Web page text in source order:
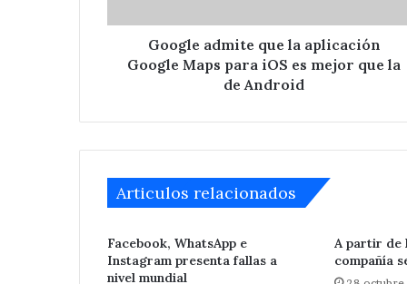
iOS
mejor
Google admite que la aplicación
Google Maps para iOS es mejor que la
de Android
Articulos relacionados
Facebook, WhatsApp e
Instagram presenta fallas a
nivel mundial
A partir de
compañía
a
en
acatzingo
excavaciones
ilegales
Hace 3 días
Detienen a